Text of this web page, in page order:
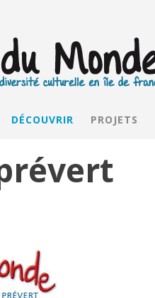
DÉCOUVRIR PROJETS